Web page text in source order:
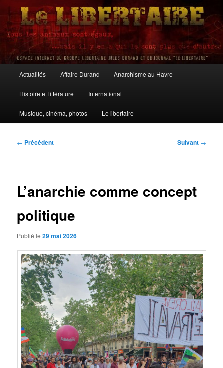
Aller
contenu
principalLe Libertaire
principal
Actualités Affaire Durand Anarchisme au Havre
Histoire et littérature International
Musique, cinéma, photos Le libertaire
Navigation
← Précédent Suivant →
L’anarchie comme concept
politique
Publié le29 mai 2026